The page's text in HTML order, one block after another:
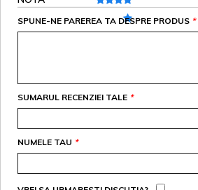
*
SPUNE-NE PAREREA TA DESPRE PRODUS
*
SUMARUL RECENZIEI TALE
*
NUMELE TAU